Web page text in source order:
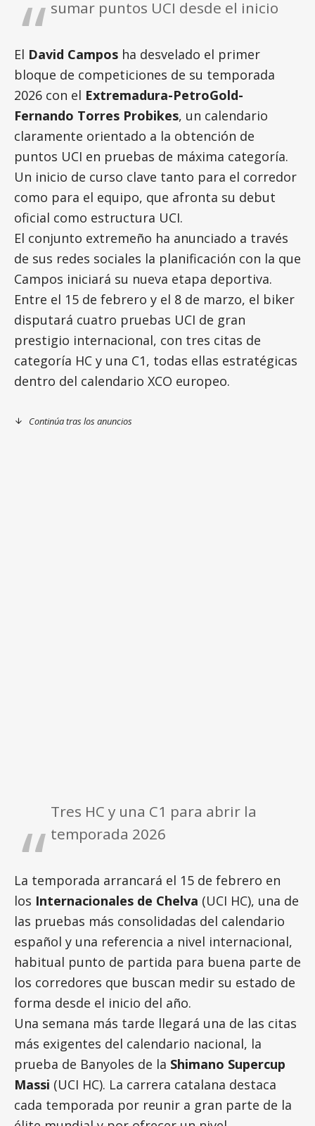
sumar puntos UCI desde el inicio
El David Campos ha desvelado el primer
bloque de competiciones de su temporada
2026 con el Extremadura-PetroGold-
Fernando Torres Probikes, un calendario
claramente orientado a la obtención de
puntos UCI en pruebas de máxima categoría.
Un inicio de curso clave tanto para el corredor
como para el equipo, que afronta su debut
oficial como estructura UCI.
El conjunto extremeño ha anunciado a través
de sus redes sociales la planificación con la que
Campos iniciará su nueva etapa deportiva.
Entre el 15 de febrero y el 8 de marzo, el biker
disputará cuatro pruebas UCI de gran
prestigio internacional, con tres citas de
categoría HC y una C1, todas ellas estratégicas
dentro del calendario XCO europeo.
Continúa tras los anuncios
Tres HC y una C1 para abrir la
temporada 2026
La temporada arrancará el 15 de febrero en
los Internacionales de Chelva (UCI HC), una de
las pruebas más consolidadas del calendario
español y una referencia a nivel internacional,
habitual punto de partida para buena parte de
los corredores que buscan medir su estado de
forma desde el inicio del año.
Una semana más tarde llegará una de las citas
más exigentes del calendario nacional, la
prueba de Banyoles de la Shimano Supercup
Massi (UCI HC). La carrera catalana destaca
cada temporada por reunir a gran parte de la